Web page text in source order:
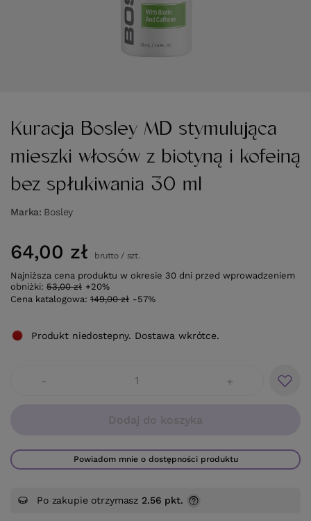
Kuracja Bosley MD stymulująca
mieszki włosów z biotyną i kofeiną
bez spłukiwania 30 ml
Marka Bosley
64,00 zł brutto/ szt.
Najniższa cena produktu w okresie 30 dni przed wprowadzeniem
obniżki: 53,00 zł +20%
Cena katalogowa: 149,00 zł -57%
- +
Dodaj do koszyka
Powiadom mnie o dostępności produktu
Produkt niedostepny. Dostawa wkrótce.
Po zakupie otrzymasz 2.56 pkt.